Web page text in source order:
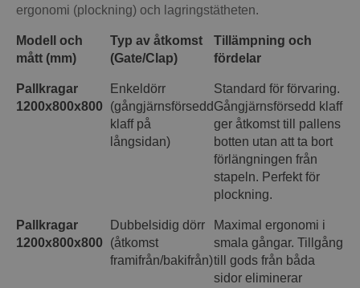
ergonomi (plockning) och lagringstätheten.
Modell och
mått (mm)
Typ av åtkomst
(Gate/Clap)
Tillämpning och
fördelar
Pallkragar
1200x800x800
Enkeldörr
(gångjärnsförsedd
klaff på
långsidan)
Standard för förvaring.
Gångjärnsförsedd klaff
ger åtkomst till pallens
botten utan att ta bort
förlängningen från
stapeln. Perfekt för
plockning.
Pallkragar
1200x800x800
Dubbelsidig dörr
(åtkomst
framifrån/bakifrån)
Maximal ergonomi i
smala gångar. Tillgång
till gods från båda
sidor eliminerar